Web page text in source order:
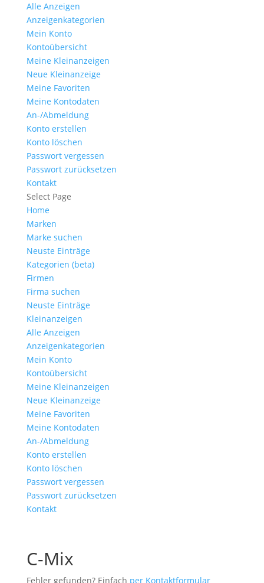
Alle Anzeigen
Anzeigen­kategorien
Mein Konto
Kontoübersicht
Meine Kleinanzeigen
Neue Kleinanzeige
Meine Favoriten
Meine Kontodaten
An-/Abmeldung
Konto erstellen
Konto löschen
Passwort vergessen
Passwort zurücksetzen
Kontakt
Select Page
Home
Marken
Marke suchen
Neuste Einträge
Kategorien (beta)
Firmen
Firma suchen
Neuste Einträge
Kleinanzeigen
Alle Anzeigen
Anzeigen­kategorien
Mein Konto
Kontoübersicht
Meine Kleinanzeigen
Neue Kleinanzeige
Meine Favoriten
Meine Kontodaten
An-/Abmeldung
Konto erstellen
Konto löschen
Passwort vergessen
Passwort zurücksetzen
Kontakt
C-Mix
Fehler gefunden? Einfach per Kontaktformular